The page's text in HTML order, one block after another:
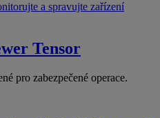
a spravujte zařízení
Tensor
pro zabezpečené operace.